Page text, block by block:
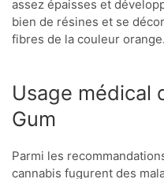
assez épaisses et
bien de résines et se
fibres de la couleur orange.
Usage médical
Gum
Parmi les
cannabis fugurent des